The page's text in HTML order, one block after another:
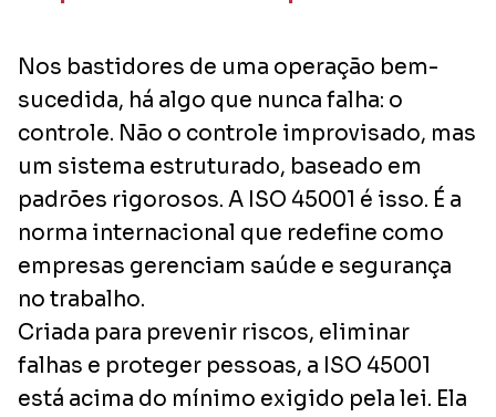
Nos bastidores de uma operação bem-
sucedida, há algo que nunca falha: o
controle. Não o controle improvisado, mas
um sistema estruturado, baseado em
padrões rigorosos. A ISO 45001 é isso. É a
norma internacional que redefine como
empresas gerenciam saúde e segurança
no trabalho.
Criada para prevenir riscos, eliminar
falhas e proteger pessoas, a ISO 45001
está acima do mínimo exigido pela lei. Ela